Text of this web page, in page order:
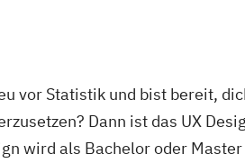
vor Statistik und bist bereit,
Dann ist das UX
wird als Bachelor oder